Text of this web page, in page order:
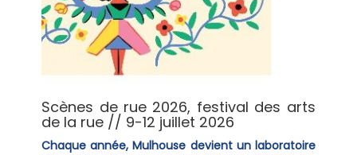
Scènes de rue 2026, festival des arts
de la rue // 9-12 juillet 2026
Chaque année, Mulhouse devient un laboratoire